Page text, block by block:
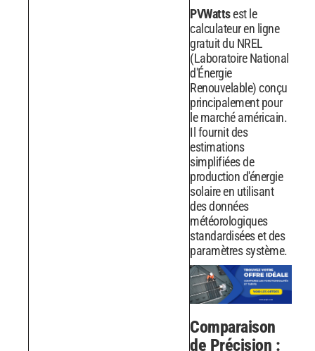
PVWattsest le
calculateur en ligne
gratuit du NREL
(Laboratoire National
d'Énergie
Renouvelable) conçu
principalement pour
le marché américain.
Il fournit des
estimations
simplifiées de
production d'énergie
solaire en utilisant
des données
météorologiques
standardisées et des
paramètres système.
Comparaison
de Précision :